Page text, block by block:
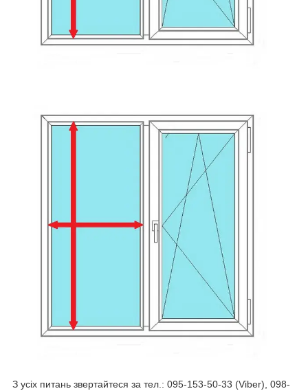
З усіх питань звертайтеся за тел.: 095-153-50-33 (Viber), 098-